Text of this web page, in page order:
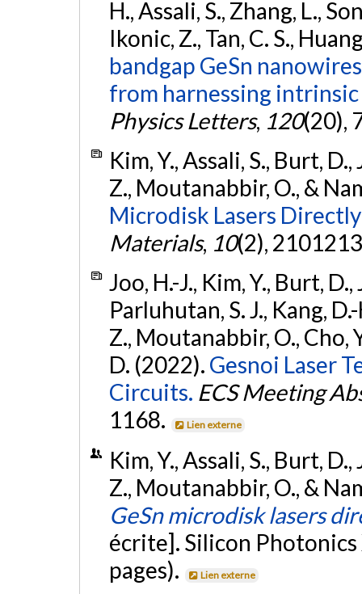
H., Assali, S., Zhang, L.,
Ikonic, Z., Tan, C. S.,
bandgap GeSn
from harnessing
Physics Letters, 120(20),
Kim, Y., Assali, S., Burt,
Z., Moutanabbir, O., &
Microdisk Lasers Directly
Materials, 10(2),
Joo, H.-J., Kim, Y., Burt,
Parluhutan, S. J., Kang,
Z., Moutanabbir, O., Cho,
D. (2022). Gesnoi Laser
Circuits. ECS Meeting
1168.
Lien externe
Kim, Y., Assali, S., Burt,
Z., Moutanabbir, O., &
GeSn microdisk lasers
écrite]. Silicon Photonics
pages).
Lien externe